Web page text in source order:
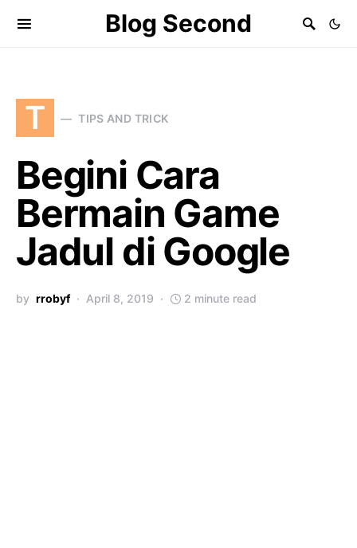
Blog Second
T TIPS AND TRICK
Begini Cara
Bermain Game
Jadul di Google
by rrobyf April 8, 2019 2 minute read